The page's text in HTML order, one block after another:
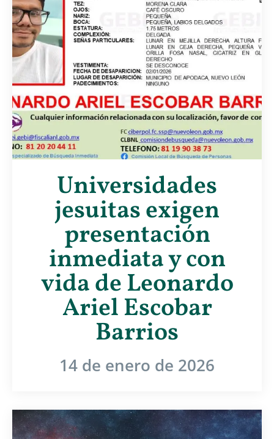
Universidades
jesuitas exigen
presentación
inmediata y con
vida de Leonardo
Ariel Escobar
Barrios
14 de enero de 2026